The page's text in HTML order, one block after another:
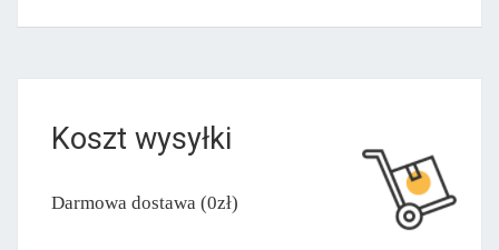
Koszt wysyłki
Darmowa dostawa (0zł)